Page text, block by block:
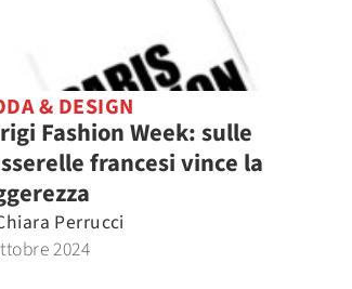
& DESIGN
Fashion Week: sulle
francesi vince la
Perrucci
2024